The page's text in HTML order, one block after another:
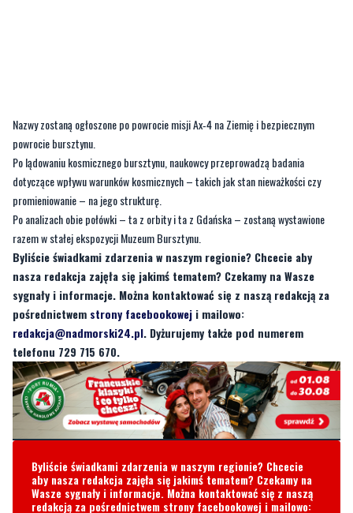
dotyczące wpływu warunków kosmicznych – takich jak stan nieważkości czy
promieniowanie – na jego strukturę.
Po analizach obie połówki – ta z orbity i ta z Gdańska – zostaną wystawione
razem w stałej ekspozycji Muzeum Bursztynu.
Byliście świadkami zdarzenia w naszym regionie? Chcecie aby
nasza redakcja zajęła się jakimś tematem? Czekamy na Wasze
sygnały i informacje. Można kontaktować się z naszą redakcją za
pośrednictwemstrony facebookoweji mailowo:
redakcja@nadmorski24.pl. Dyżurujemy także pod numerem
telefonu 729 715 670.
Byliście świadkami zdarzenia w naszym regionie? Chcecie
aby nasza redakcja zajęła się jakimś tematem? Czekamy na
Wasze sygnały i informacje. Można kontaktować się z naszą
redakcja@nadmorski24.plDyżurujemy także pod numerem
telefonu729 715 670.